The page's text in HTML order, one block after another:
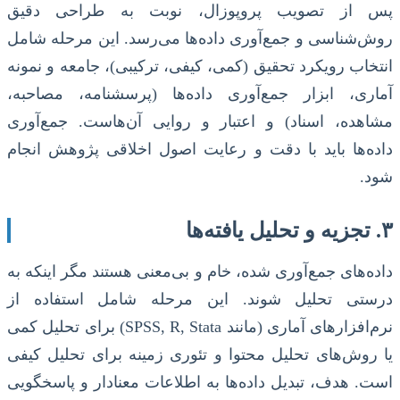
پس از تصویب پروپوزال، نوبت به طراحی دقیق
روش‌شناسی و جمع‌آوری داده‌ها می‌رسد. این مرحله شامل
انتخاب رویکرد تحقیق (کمی، کیفی، ترکیبی)، جامعه و نمونه
آماری، ابزار جمع‌آوری داده‌ها (پرسشنامه، مصاحبه،
مشاهده، اسناد) و اعتبار و روایی آن‌هاست. جمع‌آوری
داده‌ها باید با دقت و رعایت اصول اخلاقی پژوهش انجام
شود.
۳. تجزیه و تحلیل یافته‌ها
داده‌های جمع‌آوری شده، خام و بی‌معنی هستند مگر اینکه به
درستی تحلیل شوند. این مرحله شامل استفاده از
نرم‌افزارهای آماری (مانند SPSS, R, Stata) برای تحلیل کمی
یا روش‌های تحلیل محتوا و تئوری زمینه برای تحلیل کیفی
است. هدف، تبدیل داده‌ها به اطلاعات معنادار و پاسخگویی